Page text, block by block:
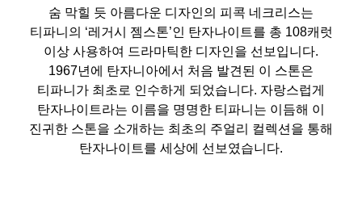
숨 막힐 듯 아름다운 디자인의 피콕 네크리스는
티파니의 ‘레거시 젬스톤’인 탄자나이트를 총 108캐럿
이상 사용하여 드라마틱한 디자인을 선보입니다.
1967년에 탄자니아에서 처음 발견된 이 스톤은
티파니가 최초로 인수하게 되었습니다. 자랑스럽게
탄자나이트라는 이름을 명명한 티파니는 이듬해 이
진귀한 스톤을 소개하는 최초의 주얼리 컬렉션을 통해
탄자나이트를 세상에 선보였습니다.